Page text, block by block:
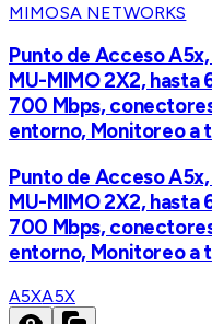
MIMOSA NETWORKS
Punto de Acceso
MU-MIMO 2X2,
700 Mbps,
entorno, Monitoreo a
Punto de Acceso
MU-MIMO 2X2,
700 Mbps,
entorno, Monitoreo a
A5XA5X